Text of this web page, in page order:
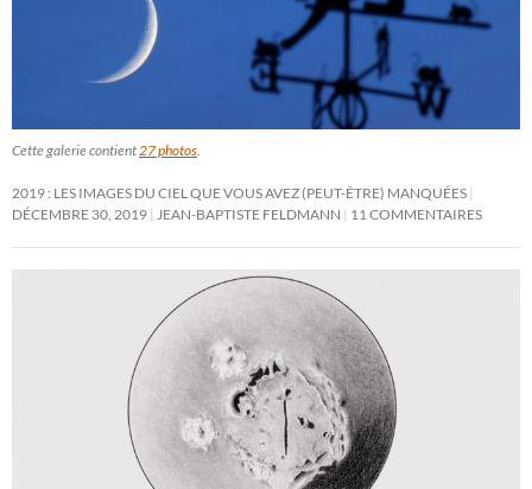
Cette galerie contient 27 photos
2019 : LES IMAGES DU CIEL QUE VOUS AVEZ (PEUT-ÊTRE) MANQUÉES
DÉCEMBRE 30, 2019
JEAN-BAPTISTE FELDMANN 11 COMMENTAIRES